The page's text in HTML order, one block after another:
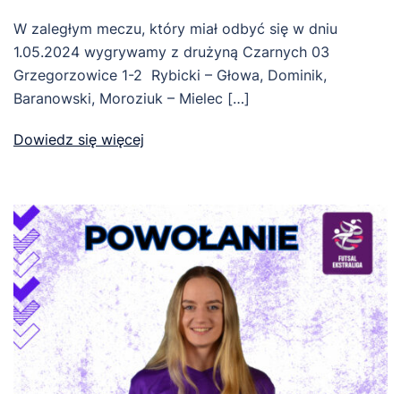
W zaległym meczu, który miał odbyć się w dniu
1.05.2024 wygrywamy z drużyną Czarnych 03
Grzegorzowice 1-2 Rybicki – Głowa, Dominik,
Baranowski, Moroziuk – Mielec […]
Dowiedz się więcej